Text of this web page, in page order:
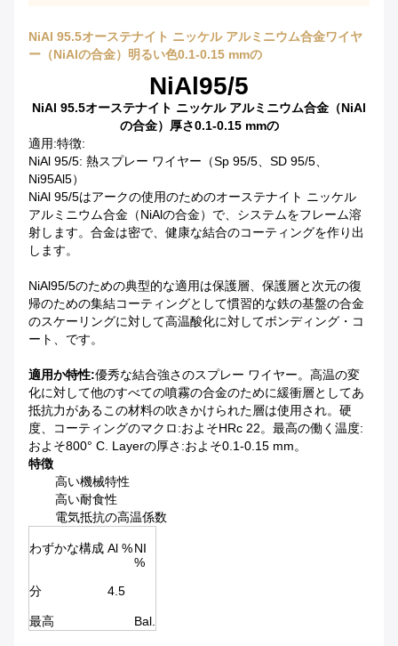
NiAl 95.5オーステナイト ニッケル アルミニウム合金ワイヤ
ー（NiAlの合金）明るい色0.1-0.15 mmの
NiAl95/5
NiAl 95.5オーステナイト ニッケル アルミニウム合金（NiAl
の合金）厚さ0.1-0.15 mmの
適用:特徴:
NiAl 95/5: 熱スプレー ワイヤー（Sp 95/5、SD 95/5、
Ni95Al5）
NiAl 95/5はアークの使用のためのオーステナイト ニッケル
アルミニウム合金（NiAlの合金）で、システムをフレーム溶
射します。合金は密で、健康な結合のコーティングを作り出
します。
NiAl95/5のための典型的な適用は保護層、保護層と次元の復
帰のための集結コーティングとして慣習的な鉄の基盤の合金
のスケーリングに対して高温酸化に対してボンディング・コ
ート、です。
適用か特性:優秀な結合強さのスプレー ワイヤー。高温の変
化に対して他のすべての噴霧の合金のために緩衝層としてあ
抵抗力があるこの材料の吹きかけられた層は使用され。硬
度、コーティングのマクロ:およそHRc 22。最高の働く温度:
およそ800° C. Layerの厚さ:およそ0.1-0.15 mm。
特徴
高い機械特性
高い耐食性
電気抵抗の高温係数
わずかな構成 Al %NI
%
分
4.5
最高 Bal.